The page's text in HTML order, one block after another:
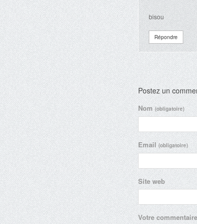
bisou
Répondre
Postez un
Nom(obligatoire)
Email(obligatoire)
Site web
Votre commentaire